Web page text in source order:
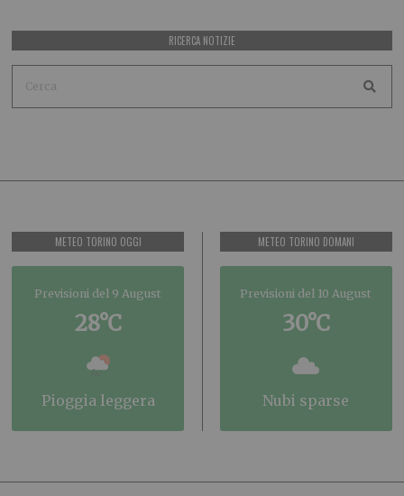
RICERCA NOTIZIE
METEO TORINO OGGI
Previsioni del 9 August
28°C
pioggia leggera
METEO TORINO DOMANI
Previsioni del 10 August
30°C
nubi sparse